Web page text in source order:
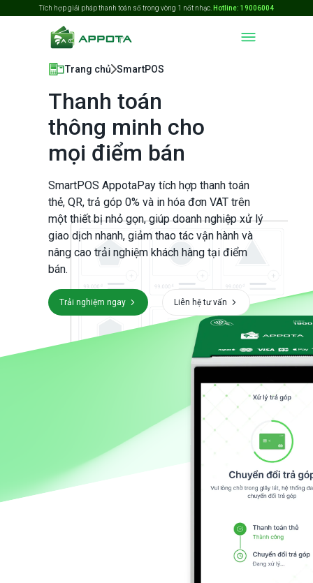
Tích hợp giải pháp thanh toán số trong vòng 1 nốt nhạc. Hotline: 19006004
Trang chủ SmartPOS
Thanh toán
thông minh cho
mọi điểm bán
SmartPOS AppotaPay tích hợp thanh toán
thẻ, QR, trả góp 0% và in hóa đơn VAT trên
một thiết bị nhỏ gọn, giúp doanh nghiệp xử lý
giao dịch nhanh, giảm thao tác vận hành và
nâng cao trải nghiệm khách hàng tại điểm
bán.
Trải nghiệm ngay Liên hệ tư vấn